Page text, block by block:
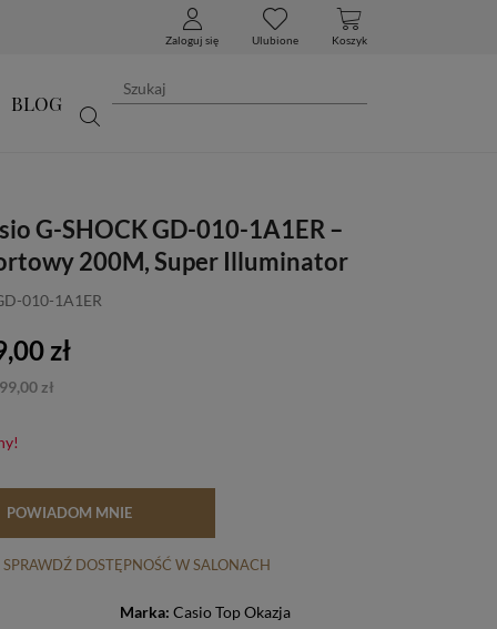
Zaloguj się Ulubione Koszyk
BLOG
G-SHOCK GD-010-1A1ER –
200M, Super Illuminator
010-1A1ER
zł
zł
POWIADOM MNIE
SPRAWDŹ DOSTĘPNOŚĆ W SALONACH
Marka: Casio Top Okazja